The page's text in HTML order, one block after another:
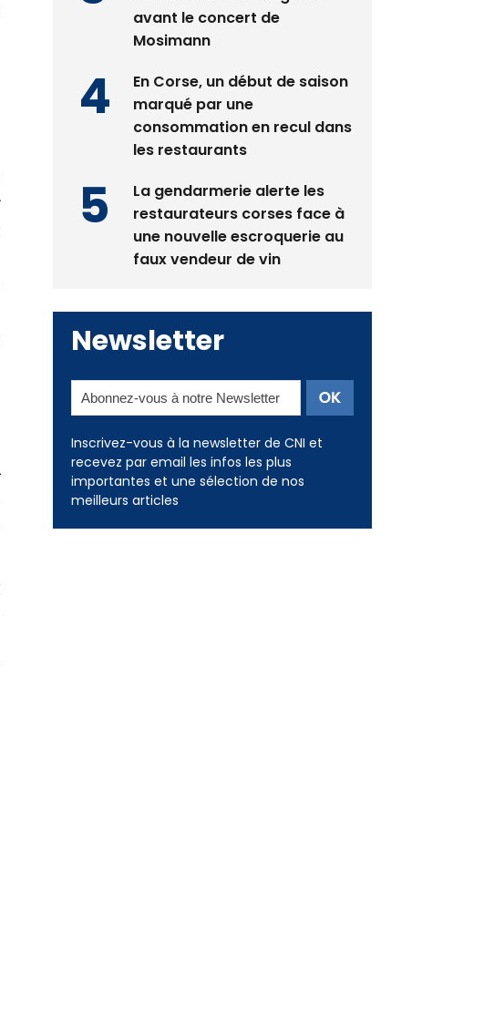
Bastia – Le festival Porto
Latino évacué en urgence
Mosimann
En Corse, un début de saison
marqué par une
les restaurants
La gendarmerie alerte les
restaurateurs corses face à
Newsletter
Inscrivez-vous à la newsletter de CNI et
recevez par email les infos les plus